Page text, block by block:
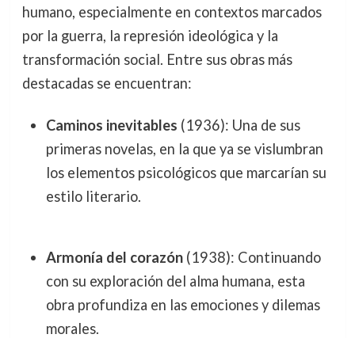
humano, especialmente en contextos marcados
por la guerra, la represión ideológica y la
transformación social. Entre sus obras más
destacadas se encuentran:
Caminos inevitables (1936): Una de sus
primeras novelas, en la que ya se vislumbran
los elementos psicológicos que marcarían su
estilo literario.
Armonía del corazón(1938): Continuando
con su exploración del alma humana, esta
obra profundiza en las emociones y dilemas
morales.